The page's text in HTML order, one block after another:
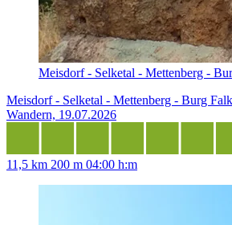
Meisdorf - Selketal - Mettenberg -
Meisdorf - Selketal - Mettenberg - Burg
Wandern, 19.07.2026
11,5 km 200 m 04:00 h:m